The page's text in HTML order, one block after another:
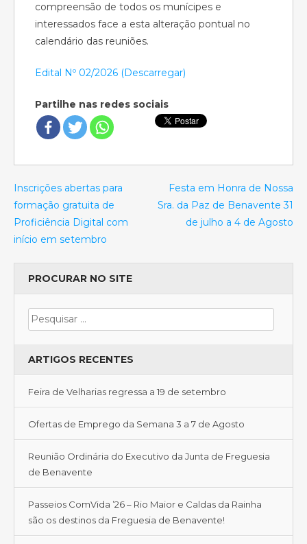
compreensão de todos os munícipes e
interessados face a esta alteração pontual no
calendário das reuniões.
Edital Nº 02/2026 (Descarregar)
Partilhe nas redes sociais
Inscrições abertas para
formação gratuita de
Proficiência Digital com
início em setembro
Festa em Honra de Nossa
Sra. da Paz de Benavente 31
de julho a 4 de Agosto
PROCURAR NO SITE
ARTIGOS RECENTES
Feira de Velharias regressa a 19 de setembro
Ofertas de Emprego da Semana 3 a 7 de Agosto
Reunião Ordinária do Executivo da Junta de Freguesia
de Benavente
Passeios ComVida ’26 – Rio Maior e Caldas da Rainha
são os destinos da Freguesia de Benavente!